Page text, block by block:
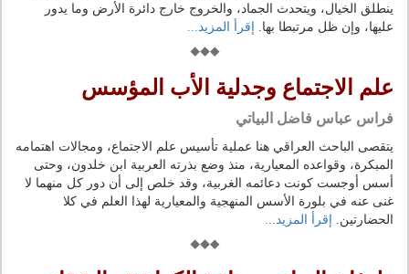
ينطلق الخيال، ويتحدث الجماد، والخروج خارج دائرة الأرض وما يدور
عليها، وإن ظل مرتبطا بها.
إقرأ المزيد...
علم الاجتماع وجدلية الأب المؤسس
فراس عباس فاضل البياتي
يتقصى الباحث العراقي هنا عملية تأسيس علم الاجتماع، ومجالات اهتمامه
المبكرة، وقواعده المعيارية، منذ وضع بذرته العربية ابن خلدون، وحتى
أسس أوجست كونت دعائمه الغربية، وقد خلص إلى أن دور كل منهما لا
غنى عنه في بلورة الأسس المنهجية والمعيارية لهذا العلم في كلا
الحضارتين.
إقرأ المزيد...